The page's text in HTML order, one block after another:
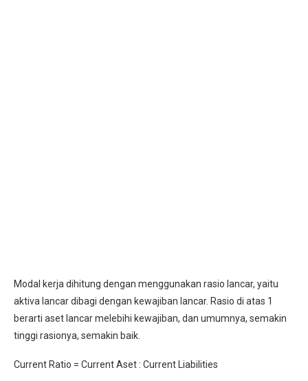
Modal kerja dihitung dengan menggunakan rasio lancar, yaitu
aktiva lancar dibagi dengan kewajiban lancar. Rasio di atas 1
berarti aset lancar melebihi kewajiban, dan umumnya, semakin
tinggi rasionya, semakin baik.
Current Ratio = Current Aset : Current Liabilities